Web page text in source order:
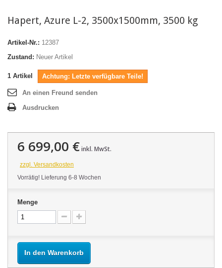
Hapert, Azure L-2, 3500x1500mm, 3500 kg
Artikel-Nr.: 12387
Zustand: Neuer Artikel
1 Artikel Achtung: Letzte verfügbare Teile!
An einen Freund senden
Ausdrucken
6 699,00 €inkl. MwSt.
zzgl. Versandkosten
Vorrätig! Lieferung 6-8 Wochen
Menge
In den Warenkorb